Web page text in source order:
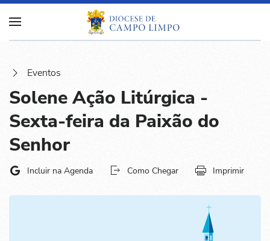
Eventos
Solene Ação Litúrgica -
Sexta-feira da Paixão do
Senhor
Incluir na Agenda Como Chegar Imprimir